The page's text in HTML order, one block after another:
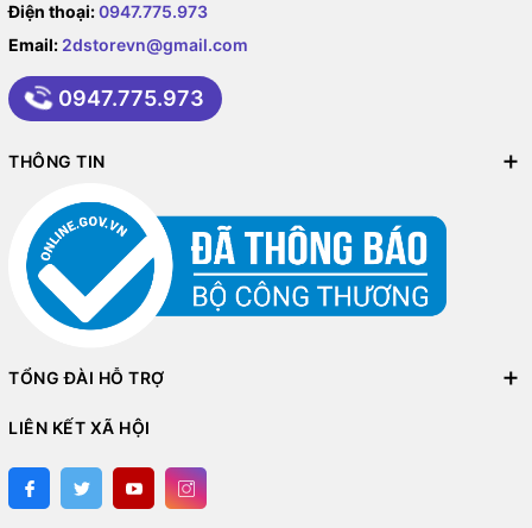
Điện thoại:0947.775.973
Email: 2dstorevn@gmail.com
0947.775.973
THÔNG TIN
TỔNG ĐÀI HỖ TRỢ
LIÊN KẾT XÃ HỘI